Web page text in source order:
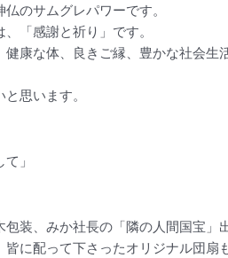
のサムグレパワーです。
「感謝と祈り」です。
康な体、良きご縁、豊かな社会
思います。
」
装、みか社長の「隣の人間国宝」
に配って下さったオリジナル団扇